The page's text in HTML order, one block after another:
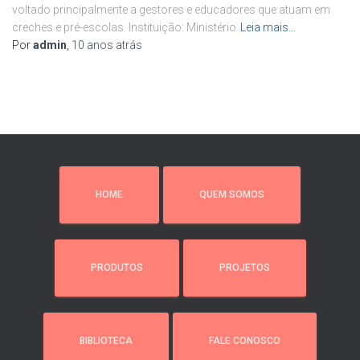
voltado principalmente a gestores e educadores que atuam em
creches e pré-escolas. Instituição: Ministério
Leia mais…
Poradmin 10 anos atrás
HOME QUEM SOMOS
PRODUTOS PROJETOS
BIBLIOTECA FALE CONOSCO